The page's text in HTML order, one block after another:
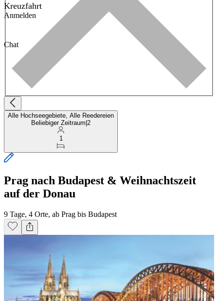
Kreuzfahrt
Anmelden
Chat
Alle Hochseegebiete, Alle Reedereien
Beliebiger Zeitraum 2
1
Prag nach Budapest & Weihnachtszeit
auf der Donau
9 Tage, 4 Orte, ab Prag bis Budapest